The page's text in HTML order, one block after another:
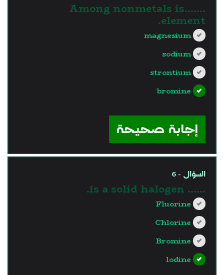
Among nonmetals is…….
element.
magnesium
sodium
strontium
bromine
إجابة صحيحة
السؤال - 6
...... is a solid halogen.
Fluorine
Chlorine
Bromine
lodine